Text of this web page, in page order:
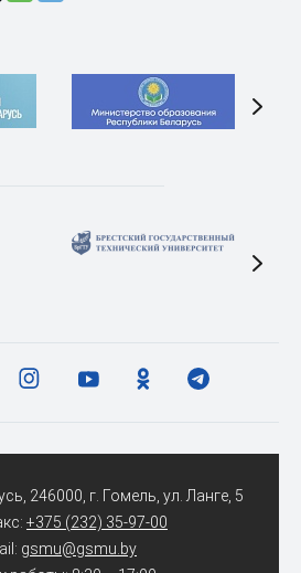
246000, г. Гомель, ул. Ланге, 5
+375 (232) 35-97-00
gsmu@gsmu.by